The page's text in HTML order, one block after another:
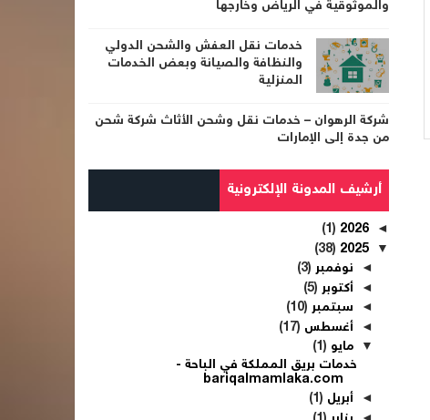
والموثوقية في الرياض وخارجها
خدمات نقل العفش والشحن الدولي
والنظافة والصيانة وبعض الخدمات
المنزلية
شركة الرهوان – خدمات نقل وشحن الأثاث شركة شحن
من جدة إلى الإمارات
أرشيف المدونة الإلكترونية
◄
2026
(1)
▼
2025
(38)
◄ نوفمبر (3)
◄ أكتوبر (5)
◄ سبتمبر (10)
◄ أغسطس (17)
▼ مايو (1)
خدمات بريق المملكة في الباحة -
bariqalmamlaka.com
◄ أبريل (1)
◄